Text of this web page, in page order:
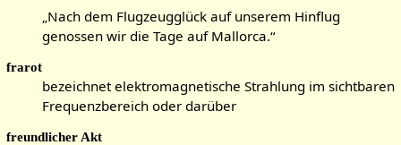
„Nach dem Flugzeugglück auf unserem Hinflug
genossen wir die Tage auf Mallorca.“
frarot
bezeichnet elektromagnetische Strahlung im sichtbaren
Frequenzbereich oder darüber
freundlicher Akt